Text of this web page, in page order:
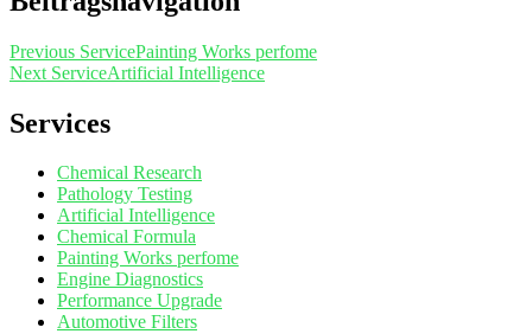
Previous ServicePainting Works perfome
Next ServiceArtificial Intelligence
Services
Chemical Research
Pathology Testing
Artificial Intelligence
Chemical Formula
Painting Works perfome
Engine Diagnostics
Performance Upgrade
Automotive Filters